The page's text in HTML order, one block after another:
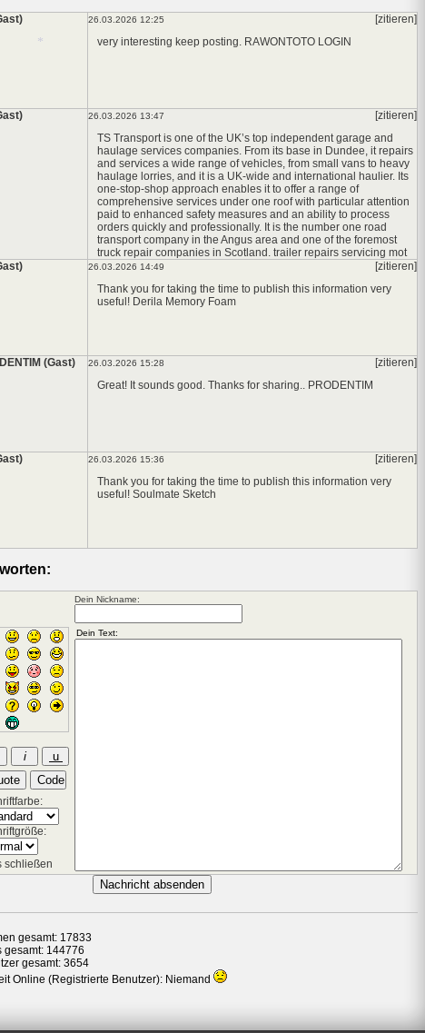
26.03.2026 12:25
[zitieren]
very interesting keep posting. RAWONTOTO LOGIN
26.03.2026 13:47
[zitieren]
TS Transport is one of the UK’s top independent garage and
haulage services companies. From its base in Dundee, it repairs
and services a wide range of vehicles, from small vans to heavy
haulage lorries, and it is a UK-wide and international haulier. Its
one-stop-shop approach enables it to offer a range of
comprehensive services under one roof with particular attention
paid to enhanced safety measures and an ability to process
orders quickly and professionally. It is the number one road
transport company in the Angus area and one of the foremost
truck repair companies in Scotland. trailer repairs servicing mot
26.03.2026 14:49
[zitieren]
Thank you for taking the time to publish this information very
useful! Derila Memory Foam
(Gast) 26.03.2026 15:28
[zitieren]
Great! It sounds good. Thanks for sharing.. PRODENTIM
26.03.2026 15:36
[zitieren]
Thank you for taking the time to publish this information very
useful! Soulmate Sketch
Dein Nickname:
schließen
gesamt: 17833
gesamt: 144776
gesamt: 3654
Online (Registrierte Benutzer): Niemand
*